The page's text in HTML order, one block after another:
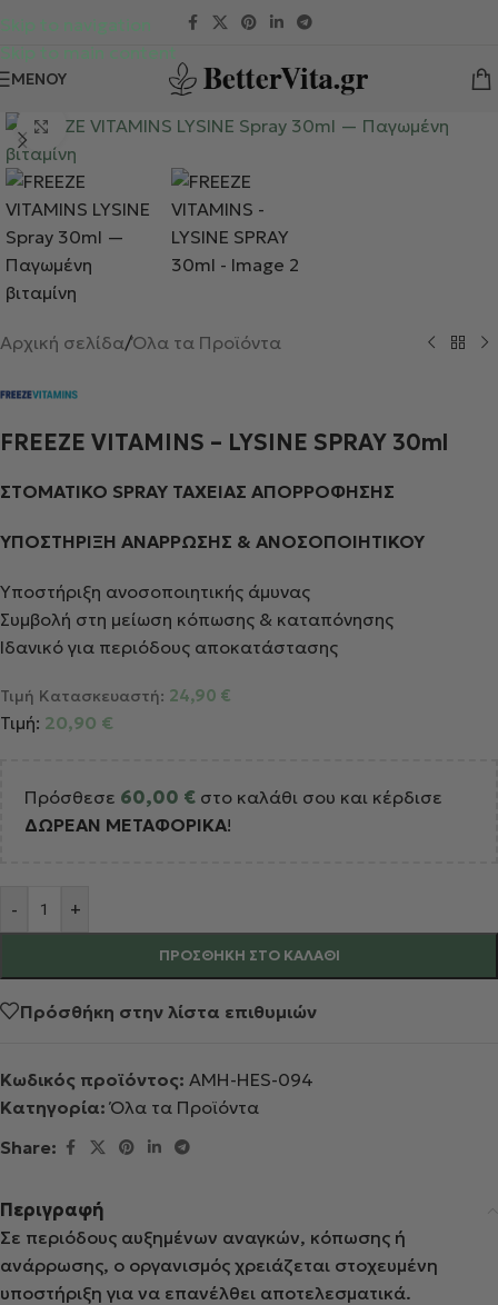
Skip to navigation
Skip to main content
ΜΕΝΟΎ
Κλικ για μεγέθυνση
Αρχική σελίδα/Όλα τα Προϊόντα
FREEZE VITAMINS – LYSINE SPRAY 30ml
ΣΤΟΜΑΤΙΚΟ SPRAY ΤΑΧΕΙΑΣ ΑΠΟΡΡΟΦΗΣΗΣ
ΥΠΟΣΤΗΡΙΞΗ ΑΝΑΡΡΩΣΗΣ & ΑΝΟΣΟΠΟΙΗΤΙΚΟΥ
Υποστήριξη ανοσοποιητικής άμυνας
Συμβολή στη μείωση κόπωσης & καταπόνησης
Ιδανικό για περιόδους αποκατάστασης
Τιμή Κατασκευαστή: 24,90 €
Τιμή: 20,90 €
Πρόσθεσε 60,00 € στο καλάθι σου και κέρδισε
ΔΩΡΕΑΝ ΜΕΤΑΦΟΡΙΚΑ!
- +
ΠΡΟΣΘΉΚΗ ΣΤΟ ΚΑΛΆΘΙ
Alternative:
Πρόσθήκη στην λίστα επιθυμιών
Κωδικός προϊόντος: AMH-HES-094
Κατηγορία: Όλα τα Προϊόντα
Share:
Περιγραφή
Σε περιόδους αυξημένων αναγκών, κόπωσης ή
ανάρρωσης, ο οργανισμός χρειάζεται στοχευμένη
υποστήριξη για να επανέλθει αποτελεσματικά.